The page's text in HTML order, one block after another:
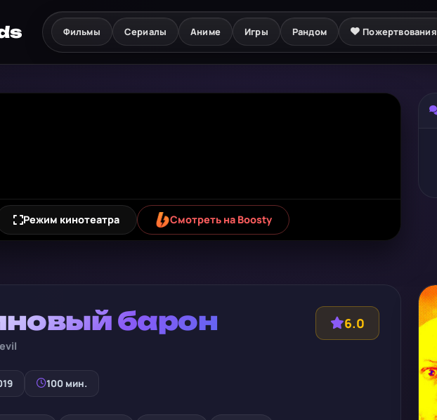
Фильмы Сериалы Аниме Игры Рандом Пожертвования
Режим кинотеатра Смотреть на Boosty
барон 6.0
100 мин.